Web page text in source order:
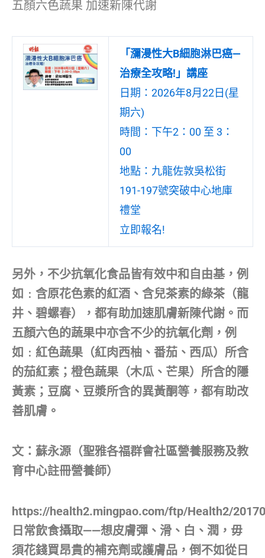
五顏六色蔬果 加速新陳代謝
「瀰漫性大B細胞淋巴癌—
治療全攻略!」講座
日期：2026年8月22日(星
期六)
時間：下午2：00 至 3：
00
地點：九龍佐敦吳松街
191-197號突破中心地庫
禮堂
立即報名!
另外，不少抗氧化食品皆有效中和自由基，例
如﹕含原花色素的紅酒、含兒茶素的綠茶（龍
井、碧螺春），都有助加速肌膚新陳代謝。而
五顏六色的蔬果中亦含不少的抗氧化劑，例
如﹕紅色蔬果（紅肉西柚、番茄、西瓜）所含
的茄紅素；橙色蔬果（木瓜、芒果）所含的隱
黃素；豆腐、豆漿所含的異黃酮等，都有助改
善肌膚。
文：蘇永源（聖雅各福群會社區營養服務及教
育中心註冊營養師）
https://health2.mingpao.com/ftp/Health2/
日常飲食攝取——想皮膚彈、滑、白、潤，毋
須花錢買昂貴的補充劑或護膚品，倒不如從日